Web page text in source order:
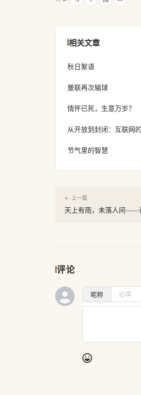
相关文章
秋日絮语
曼联再次输球
情怀已死，生意万岁？
从开放到封闭：互联网
节气里的智慧
← 上一篇
天上有雨，未落人间——
评论
昵称